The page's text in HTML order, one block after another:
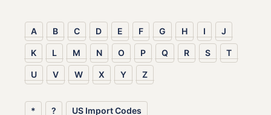
A B C D E F G H I J
K L M N O P Q R S T
U V W X Y Z
* ? US Import Codes